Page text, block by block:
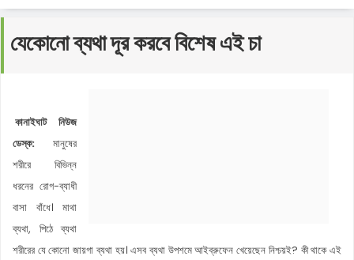
n
যেকোনো ব্যথা দূর করবে বিশেষ এই চা
কানাইঘাট নিউজ
ডেস্ক:
মানুষের
শরীরে বিভিন্ন
ধরনের রোগ-ব্যাধী
বাসা বাঁধে। মাথা
ব্যথা, পিঠে ব্যথা
শরীরের যে কোনো জায়গা ব্যথা হয়। এসব ব্যথা উপশমে আইব্রুফেন খেয়েছেন নিশ্চয়ই? কী থাকে এই